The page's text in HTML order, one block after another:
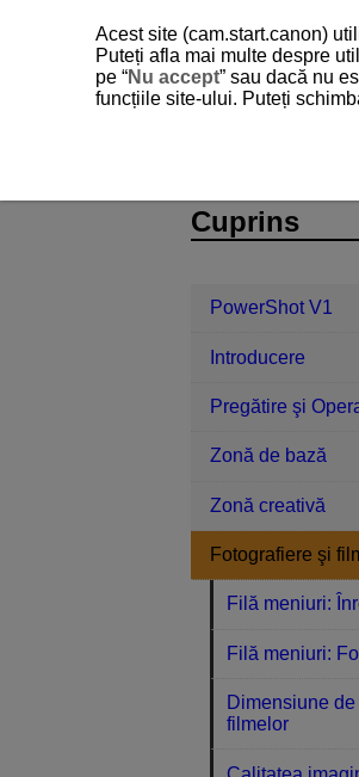
PowerShot V1
Cuprins
PowerShot V1
Introducere
Pregătire şi
Zonă de bază
Zonă creativă
Fotografiere şi
Filă meniuri:
Filă meniuri:
Dimensiune
filmelor
Acest site (cam.start.canon)
Puteți afla mai multe despre
pe “Nu accept” sau dacă nu
funcțiile site-ului. Puteți